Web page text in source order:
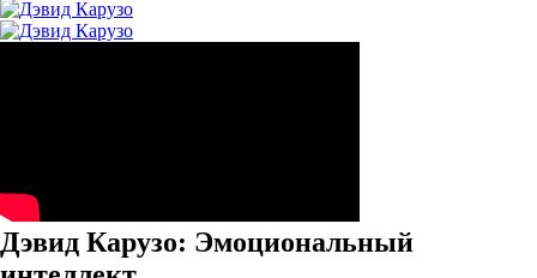
Дэвид Карузо: Эмоциональный